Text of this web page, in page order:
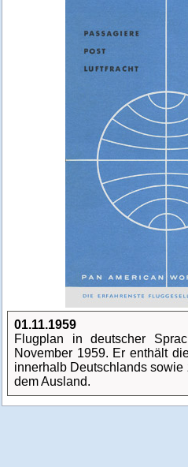
01.11.1959
Flugplan in deutscher
November 1959. Er enthält
innerhalb Deutschlands
dem Ausland.